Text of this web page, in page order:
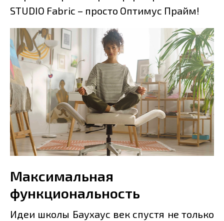
STUDIO Fabric – просто Оптимус Прайм!
Максимальная
функциональность
Идеи школы Баухаус век спустя не только